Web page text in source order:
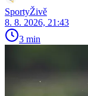
SportyŽivě
8. 8. 2026, 21:43
3 min